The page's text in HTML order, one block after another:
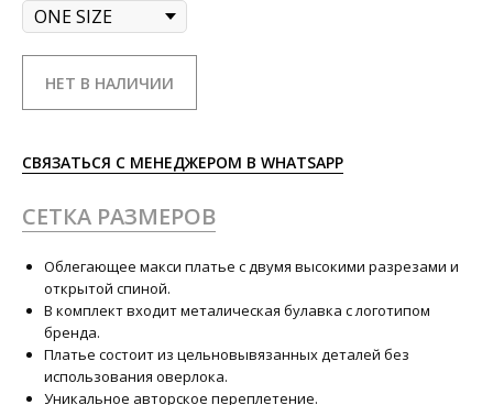
НЕТ В НАЛИЧИИ
СВЯЗАТЬСЯ С МЕНЕДЖЕРОМ В WHATSAPP
СЕТКА РАЗМЕРОВ
Облегающее макси платье с двумя высокими разрезами и
открытой спиной.
В комплект входит металическая булавка с логотипом
бренда.
Платье состоит из цельновывязанных деталей без
использования оверлока.
Уникальное авторское переплетение.